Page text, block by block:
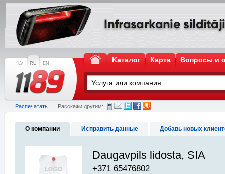
LV RU EN Kаталог Карта Вопросы и
Распечатать Расскажи другим:
О компании Исправить данные Добавь новых
Daugavpils lidosta, SIA
+371 65476802